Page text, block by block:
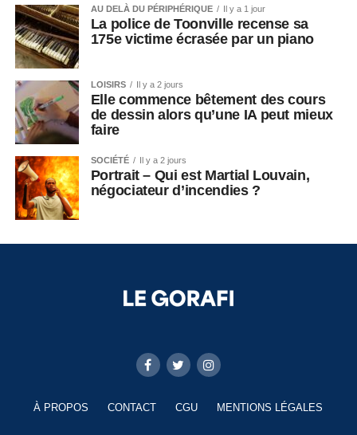
AU DELÀ DU PÉRIPHÉRIQUE Il y a 1 jour
La police de Toonville recense sa
175e victime écrasée par un piano
LOISIRS Il y a 2 jours
Elle commence bêtement des cours
de dessin alors qu’une IA peut mieux
faire
SOCIÉTÉ Il y a 2 jours
Portrait – Qui est Martial Louvain,
négociateur d’incendies ?
À PROPOS CONTACT CGU MENTIONS LÉGALES